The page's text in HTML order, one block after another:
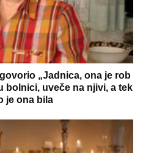
„Jadnica, ona je rob
bolnici, uveče na njivi, a tek
je ona bila